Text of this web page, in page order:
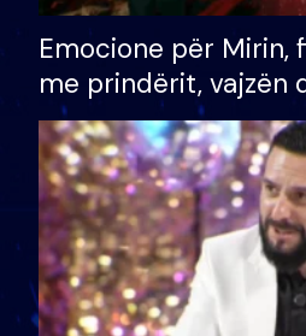
Emocione për Mirin,
me prindërit, vajzën
bashkëshorten:
divorci apo jo?